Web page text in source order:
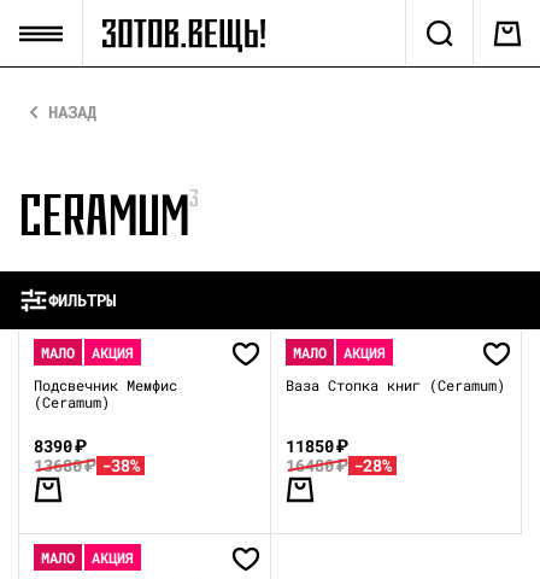
НАЗАД
CERAMUM3
ФИЛЬТРЫ
МАЛО
АКЦИЯ
Подсвечник Мемфис
(Ceramum)
8390₽
13680₽ -38%
МАЛО
АКЦИЯ
Ваза Стопка книг (Ceramum)
11850₽
16480₽ -28%
МАЛО
АКЦИЯ